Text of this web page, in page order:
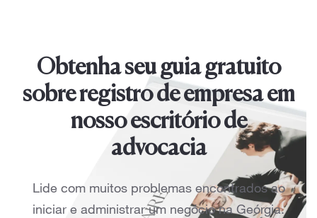
Obtenha seu guia gratuito
sobre registro de empresa em
nosso escritório de
advocacia
Lide com muitos problemas encontrados ao
iniciar e administrar um negócio na Geórgia.